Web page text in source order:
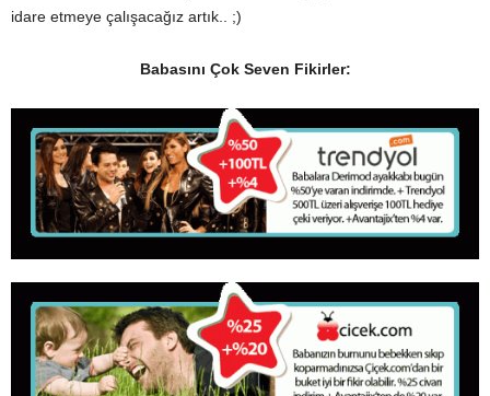
idare etmeye çalışacağız artık.. ;)
Babasını Çok Seven Fikirler: